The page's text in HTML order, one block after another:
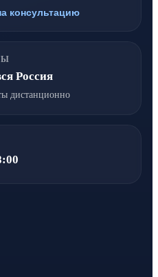
консультацию
Россия
дистанционно